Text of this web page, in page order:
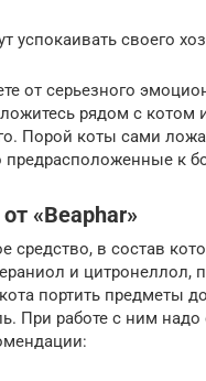
успокаивать своего
от серьезного
рядом с котом
Порой коты сами
предрасположенные к
«Beaphar»
средство, в состав
и цитронеллол,
портить предметы
При работе с ним